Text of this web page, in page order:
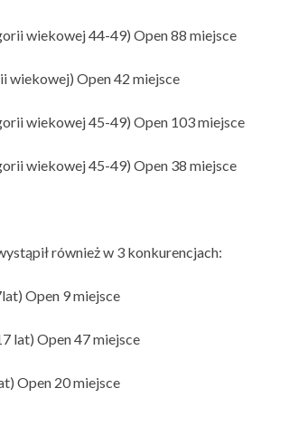
wiekowej 44-49) Open 88 miejsce
wiekowej) Open 42 miejsce
wiekowej 45-49) Open 103 miejsce
wiekowej 45-49) Open 38 miejsce
również w 3 konkurencjach:
Open 9 miejsce
lat) Open 47 miejsce
Open 20 miejsce